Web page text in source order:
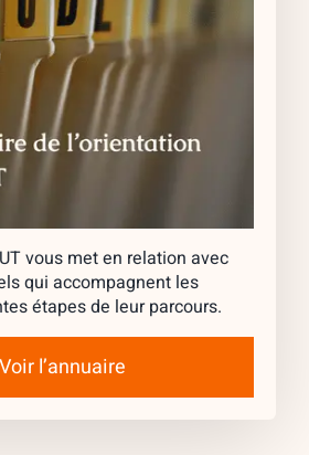
vous met en relation avec
qui accompagnent les
étapes de leur parcours.
Voir l’annuaire